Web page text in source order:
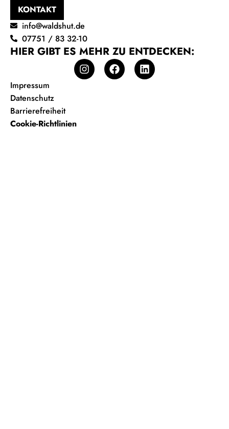
KONTAKT
info@waldshut.de
07751 / 83 32-10
HIER GIBT ES MEHR ZU ENTDECKEN:
Impressum
Datenschutz
Barrierefreiheit
Cookie-Richtlinien